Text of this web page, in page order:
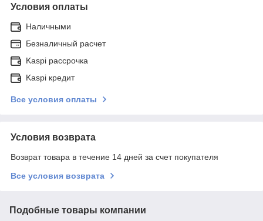
Условия оплаты
Наличными
Безналичный расчет
Kaspi рассрочка
Kaspi кредит
Все условия оплаты
Условия возврата
Возврат товара в течение 14 дней за счет покупателя
Все условия возврата
Подобные товары компании